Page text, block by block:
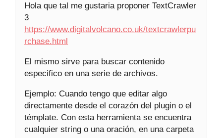
Hola que tal me gustaria proponer TextCrawler
3
https://www.digitalvolcano.co.uk/textcrawlerpu
rchase.html
El mismo sirve para buscar contenido
especifico en una serie de archivos.
Ejemplo: Cuando tengo que editar algo
directamente desde el corazón del plugin o el
témplate. Con esta herramienta se encuentra
cualquier string o una oración, en una carpeta